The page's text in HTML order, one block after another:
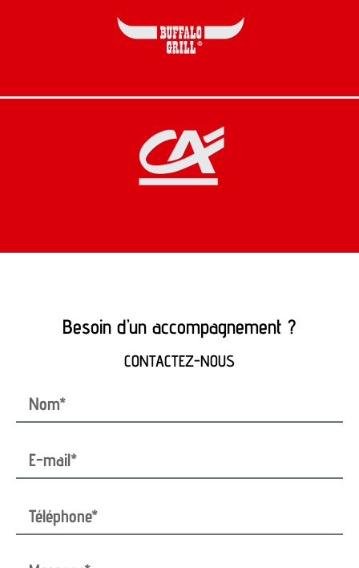
Besoin d’un accompagnement ?
CONTACTEZ-NOUS